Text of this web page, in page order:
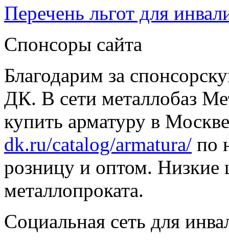
Перечень льгот для
Спонсоры сайта
Благодарим за
ДК. В сети металлобаз
купить арматуру в
dk.ru/catalog/armatura/ по
розницу и оптом. Низкие
металлопроката.
Социальная сеть для